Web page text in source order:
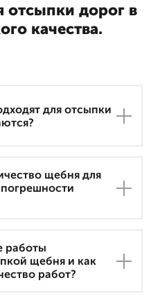
отсыпки дорог в
качества.
для отсыпки
щебня для
работы
щебня и как
работ?